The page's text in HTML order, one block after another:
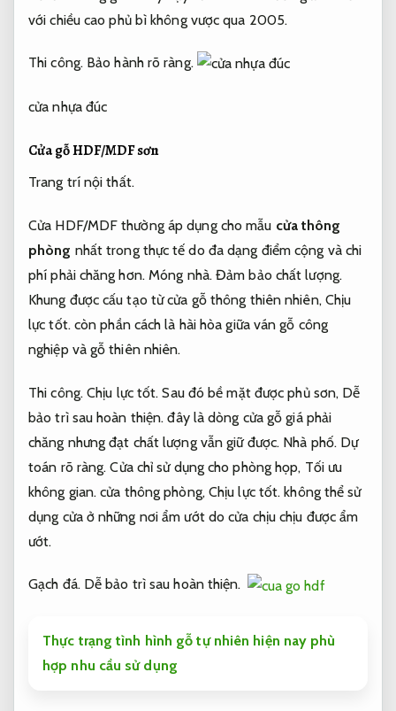
với chiều cao phủ bì không vược qua 2005.
Thi công. Bảo hành rõ ràng.
cửa nhựa đúc
Cửa gỗ HDF/MDF sơn
Trang trí nội thất.
Cửa HDF/MDF thường áp dụng cho mẫu cửa thông
phòng nhất trong thực tế do đa dạng điểm cộng và chi
phí phải chăng hơn. Móng nhà. Đảm bảo chất lượng.
Khung được cấu tạo từ cửa gỗ thông thiên nhiên, Chịu
lực tốt.còn phần cách là hài hòa giữa ván gỗ công
nghiệp và gỗ thiên nhiên.
Thi công. Chịu lực tốt. Sau đó bề mặt được phủ sơn, Dễ
bảo trì sau hoàn thiện. đây là dòng cửa gỗ giá phải
chăng nhưng đạt chất lượng vẫn giữ được. Nhà phố. Dự
toán rõ ràng. Cửa chỉ sử dụng cho phòng họp, Tối ưu
không gian. cửa thông phòng, Chịu lực tốt. không thể sử
dụng cửa ở những nơi ẩm ướt do cửa chịu chịu được ẩm
ướt.
Gạch đá. Dễ bảo trì sau hoàn thiện.
Thực trạng tình hình gỗ tự nhiên hiện nay phù
hợp nhu cầu sử dụng